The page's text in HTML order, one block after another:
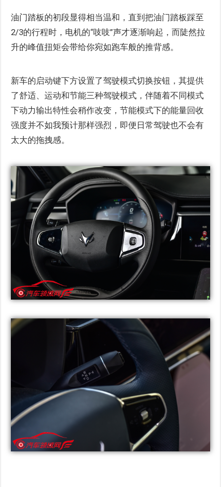
油门踏板的初段显得相当温和，直到把油门踏板踩至
2/3的行程时，电机的“吱吱”声才逐渐响起，而陡然拉
升的峰值扭矩会带给你宛如跑车般的推背感。
新车的启动键下方设置了驾驶模式切换按钮，其提供
了舒适、运动和节能三种驾驶模式，伴随着不同模式
下动力输出特性会稍作改变，节能模式下的能量回收
强度并不如我预计那样强烈，即便日常驾驶也不会有
太大的拖拽感。